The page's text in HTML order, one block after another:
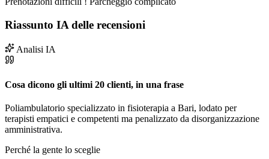
Riassunto IA delle recensioni
Analisi IA
Cosa dicono gli ultimi 20 clienti, in una frase
Poliambulatorio specializzato in fisioterapia a Bari, lodato per
terapisti empatici e competenti ma penalizzato da disorganizzazione
amministrativa.
Perché la gente lo sceglie